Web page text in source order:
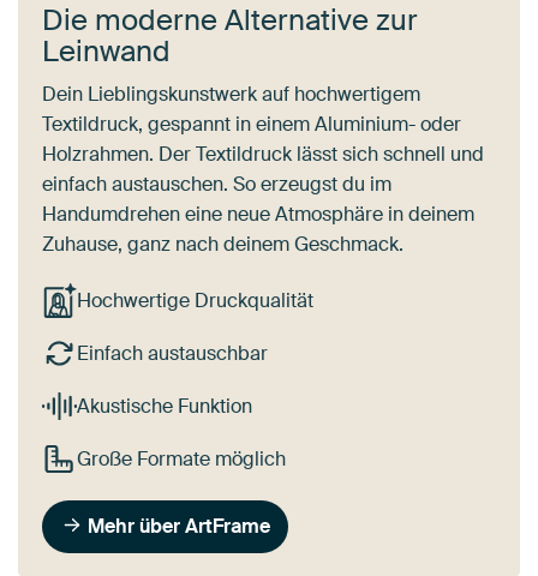
Die moderne Alternative zur
Leinwand
Dein Lieblingskunstwerk auf hochwertigem
Textildruck, gespannt in einem Aluminium- oder
Holzrahmen. Der Textildruck lässt sich schnell und
einfach austauschen. So erzeugst du im
Handumdrehen eine neue Atmosphäre in deinem
Zuhause, ganz nach deinem Geschmack.
Hochwertige Druckqualität
Einfach austauschbar
Akustische Funktion
Große Formate möglich
Mehr über ArtFrame